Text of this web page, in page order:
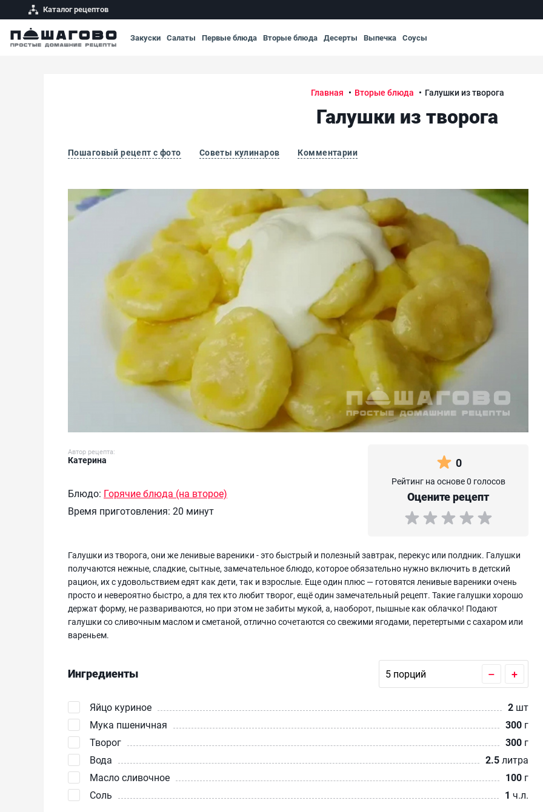
Каталог рецептов
Закуски Салаты Первые блюда Вторые блюда Десерты Выпечка Соусы
Главная Вторые блюда Галушки из творога
Галушки из творога
Пошаговый рецепт с фото Советы кулинаров Комментарии
Галушки из творога
Автор рецепта:
Катерина
Блюдо: Горячие блюда (на второе)
Время приготовления: 20 минут
0
Рейтинг на основе 0 голосов
Оцените рецепт
Галушки из творога, они же ленивые вареники - это быстрый и полезный завтрак, перекус или полдник. Галушки
получаются нежные, сладкие, сытные, замечательное блюдо, которое обязательно нужно включить в детский
рацион, их с удовольствием едят как дети, так и взрослые. Еще один плюс — готовятся ленивые вареники очень
просто и невероятно быстро, а для тех кто любит творог, ещё один замечательный рецепт. Такие галушки хорошо
держат форму, не развариваются, но при этом не забиты мукой, а, наоборот, пышные как облачко! Подают
галушки со сливочным маслом и сметаной, отлично сочетаются со свежими ягодами, перетертыми с сахаром или
вареньем.
Ингредиенты – +
Яйцо куриное 2 шт
Мука пшеничная
300 г
Творог
300 г
Вода
2.5литра
Масло сливочное
100 г
Соль
1 ч.л.